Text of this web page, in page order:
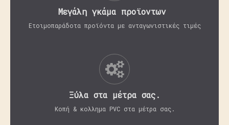
Μεγάλη γκάμα προϊοντων
Ετοιμοπαράδοτα προϊόντα με ανταγωνιστικές τιμές
Ξύλα στα μέτρα σας.
Κοπή & κολλημα PVC στα μέτρα σας.